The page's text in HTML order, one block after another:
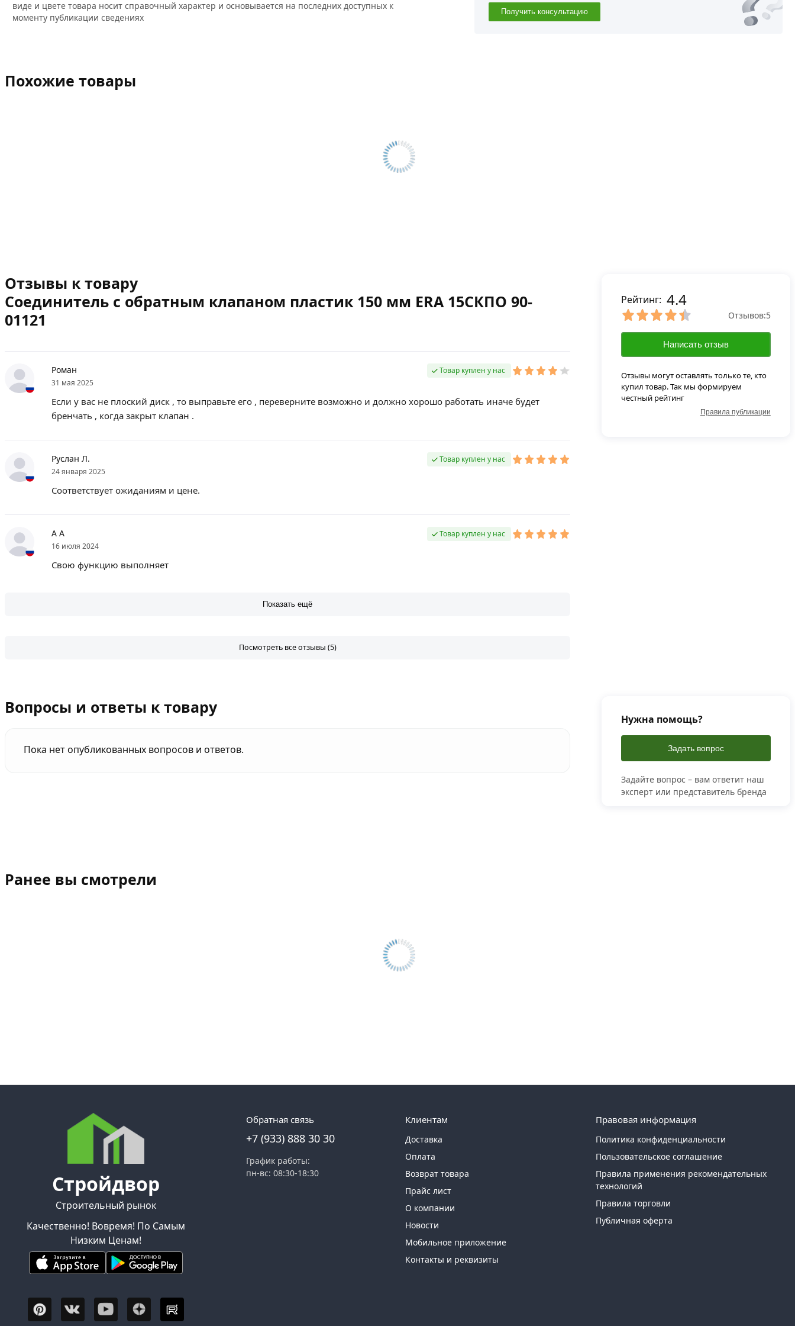
виде и цвете товара носит справочный характер и основывается на последних доступных к
моменту публикации сведениях
Получить консультацию
Похожие товары
Отзывы к товару
Соединитель с обратным клапаном пластик 150 мм ERA 15СКПО 90-
01121
Роман
31 мая 2025
Товар куплен у нас
Если у вас не плоский диск , то выправьте его , переверните возможно и должно хорошо работать иначе будет
бренчать , когда закрыт клапан .
Руслан Л.
24 января 2025
Товар куплен у нас
Соответствует ожиданиям и цене.
А А
16 июля 2024
Товар куплен у нас
Свою функцию выполняет
Показать ещё
Посмотреть все отзывы (5)
Рейтинг: 4.4
Отзывов:5
Написать отзыв
Отзывы могут оставлять только те, кто
купил товар. Так мы формируем
честный рейтинг
Правила публикации
Вопросы и ответы к товару
Пока нет опубликованных вопросов и ответов.
Нужна помощь?
Задать вопрос
Задайте вопрос – вам ответит наш
эксперт или представитель бренда
Ранее вы смотрели
Стройдвор
Строительный рынок
Качественно! Вовремя! По Самым
Низким Ценам!
Обратная связь
+7 (933) 888 30 30
График работы:
пн-вс: 08:30-18:30
Клиентам
Доставка
Оплата
Возврат товара
Прайс лист
О компании
Новости
Мобильное приложение
Контакты и реквизиты
Правовая информация
Политика конфиденциальности
Пользовательское соглашение
Правила применения рекомендательных
технологий
Правила торговли
Публичная оферта